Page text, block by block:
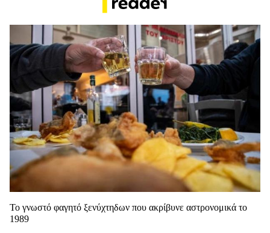
Το γνωστό φαγητό ξενύχτηδων που ακρίβυνε αστρονομικά το
1989